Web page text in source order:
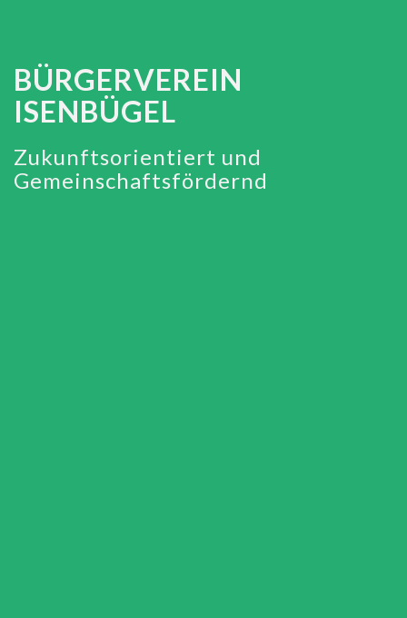
BÜRGERVEREIN
ISENBÜGEL
Zukunftsorientiert und
Gemeinschaftsfördernd